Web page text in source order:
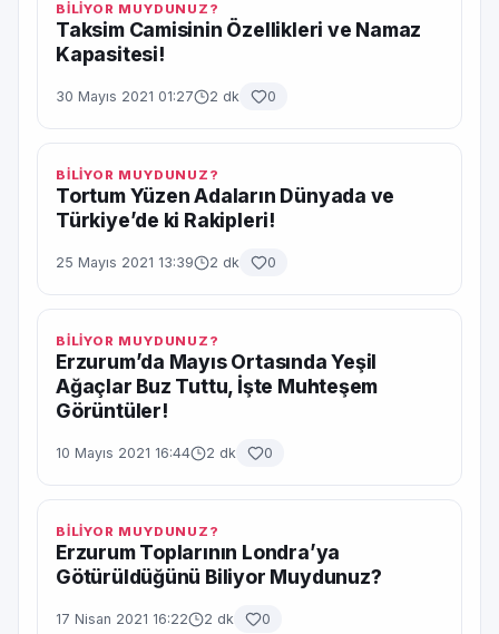
BİLİYOR MUYDUNUZ?
Taksim Camisinin Özellikleri ve Namaz
Kapasitesi!
30 Mayıs 2021 01:27 2 dk 0
BİLİYOR MUYDUNUZ?
Tortum Yüzen Adaların Dünyada ve
Türkiye’de ki Rakipleri!
25 Mayıs 2021 13:39 2 dk 0
BİLİYOR MUYDUNUZ?
Erzurum’da Mayıs Ortasında Yeşil
Ağaçlar Buz Tuttu, İşte Muhteşem
Görüntüler!
10 Mayıs 2021 16:44 2 dk 0
BİLİYOR MUYDUNUZ?
Erzurum Toplarının Londra’ya
Götürüldüğünü Biliyor Muydunuz?
17 Nisan 2021 16:22 2 dk 0